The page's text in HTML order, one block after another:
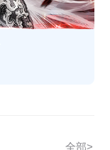
全部>